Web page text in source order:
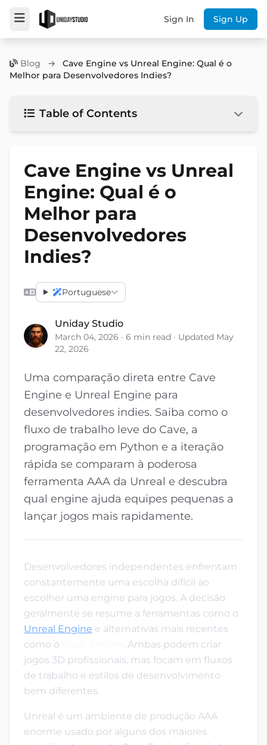
Sign In Sign Up
Blog →
Cave Engine vs Unreal Engine: Qual é o
Melhor para Desenvolvedores Indies?
Table of Contents
Cave Engine vs Unreal
Engine: Qual é o
Melhor para
Desenvolvedores
Indies?
Portuguese
Uniday Studio
March 04, 2026 · 6 min read · Updated May
22, 2026
Uma comparação direta entre Cave
Engine e Unreal Engine para
desenvolvedores indies. Saiba como o
fluxo de trabalho leve do Cave, a
programação em Python e a iteração
rápida se comparam à poderosa
ferramenta AAA da Unreal e descubra
qual engine ajuda equipes pequenas a
lançar jogos mais rapidamente.
Desenvolvedores independentes enfrentam
constantemente uma escolha difícil ao
escolher uma engine para jogos. A decisão
geralmente se resume a ferramentas como o
Unreal Engine e alternativas mais recentes
como o
. Ambas podem criar
jogos 3D profissionais, mas focam em fluxos
de trabalho e estilos de desenvolvimento
bem diferentes.
Unreal é um ambiente de produção AAA
enorme usado por alguns dos maiores